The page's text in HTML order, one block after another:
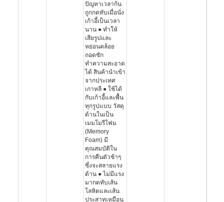
ปัญหาเวลาก้น
ถูกกดทับเมื่อนั่ง
เก้าอี้เป็นเวลา
นาน ● ทำให้
เสียรูปและ
หย่อนคล้อย
ถอดซัก
ทำความสะอาด
ได้ สินค้านำเข้า
จากประเทศ
เกาหลี ● ใช้ได้
กับเก้าอี้และพื้น
ทุกรูปแบบ วัสดุ
ด้านในเป็น
เมมโมรีโฟม
(Memory
Foam) มี
คุณสมบัติใน
การคืนตัวช้าๆ
ซึ่งจะสลายแรง
ต้าน ● ไม่มีแรง
มากดทับเส้น
โลหิตและเส้น
ประสาทเหมือน